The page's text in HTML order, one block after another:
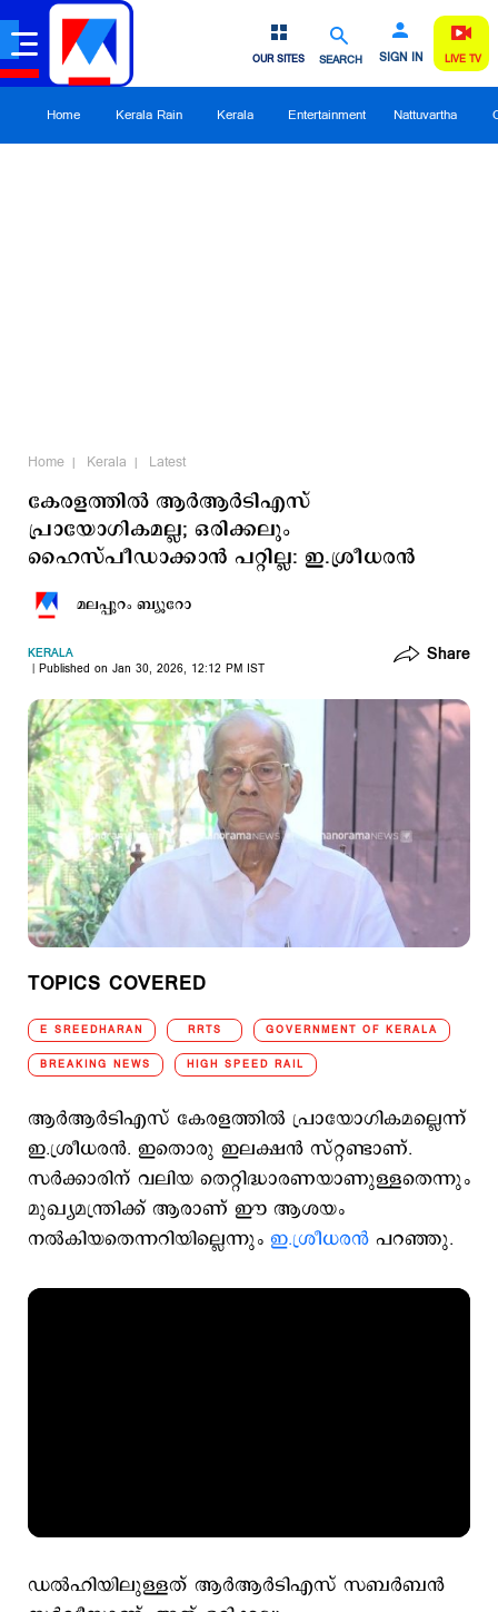
SEARCH SIGN IN
OUR SITES LIVE TV
Home Kerala Rain Kerala Entertainment Nattuvartha
Home Kerala Latest
കേരളത്തില്‍ ആര്‍ആര്‍ടിഎസ്
പ്രായോഗികമല്ല; ഒരിക്കലും
ഹൈസ്പീഡാക്കാന്‍ പറ്റില്ല: ഇ.ശ്രീധരന്‍
മലപ്പുറം ബ്യൂറോ
KERALA
Published on Jan 30, 2026, 12:12 PM IST
Share
TOPICS COVERED
E SREEDHARAN RRTS GOVERNMENT OF KERALA
BREAKING NEWS HIGH SPEED RAIL
ആര്‍ആര്‍ടിഎസ് കേരളത്തില്‍ പ്രായോഗികമല്ലെന്ന്
ഇ.ശ്രീധരന്‍. ഇതൊരു ഇലക്ഷന്‍ സ്റ്റണ്ടാണ്.
സര്‍ക്കാരിന് വലിയ തെറ്റിദ്ധാരണയാണുള്ളതെന്നും
മുഖ്യമന്ത്രിക്ക് ആരാണ് ഈ ആശയം
നല്‍കിയതെന്നറിയില്ലെന്നും ഇ.ശ്രീധരന്‍ പറഞ്ഞു.
ഡല്‍ഹിയിലുള്ളത് ആര്‍ആര്‍ടിഎസ് സബര്‍ബന്‍